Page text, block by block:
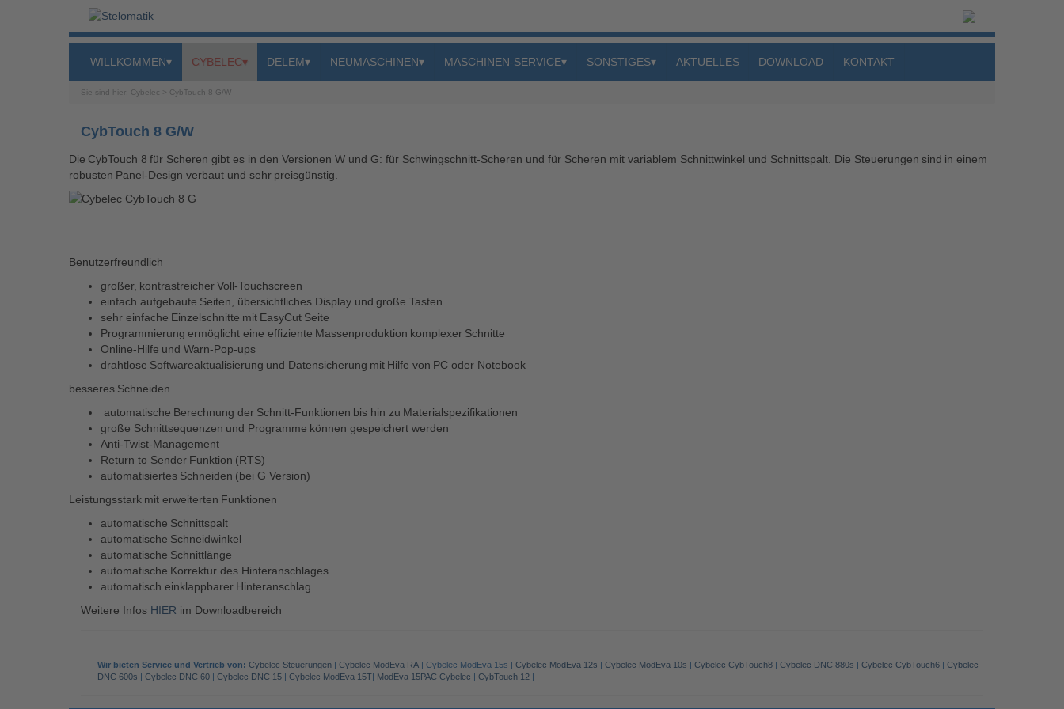
WILLKOMMEN▾ CYBELEC▾ DELEM▾ NEUMASCHINEN▾ MASCHINEN-SERVICE▾ SONSTIGES▾ AKTUELLES DOWNLOAD KONTAKT
Sie sind hier: Cybelec > CybTouch 8 G/W
CybTouch 8 G/W
Die CybTouch 8 für Scheren gibt es in den Versionen W und G: für Schwingschnitt-Scheren und für Scheren mit variablem Schnittwinkel und Schnittspalt. Die Steuerungen sind in einem
robusten Panel-Design verbaut und sehr preisgünstig.
Benutzerfreundlich
großer, kontrastreicher Voll-Touchscreen
einfach aufgebaute Seiten, übersichtliches Display und große Tasten
sehr einfache Einzelschnitte mit EasyCut Seite
Programmierung ermöglicht eine effiziente Massenproduktion komplexer Schnitte
Online-Hilfe und Warn-Pop-ups
drahtlose Softwareaktualisierung und Datensicherung mit Hilfe von PC oder Notebook
besseres Schneiden
automatische Berechnung der Schnitt-Funktionen bis hin zu Materialspezifikationen
große Schnittsequenzen und Programme können gespeichert werden
Anti-Twist-Management
Return to Sender Funktion (RTS)
automatisiertes Schneiden (bei G Version)
Leistungsstark mit erweiterten Funktionen
automatische Schnittspalt
automatische Schneidwinkel
automatische Schnittlänge
automatische Korrektur des Hinteranschlages
automatisch einklappbarer Hinteranschlag
Weitere Infos HIER im Downloadbereich
Wir bieten Service und Vertrieb von: Cybelec Steuerungen | Cybelec ModEva RA | Cybelec ModEva 15s | Cybelec ModEva 12s | Cybelec ModEva 10s | Cybelec CybTouch8 | Cybelec DNC 880s | Cybelec CybTouch6 | Cybelec
DNC 600s | Cybelec DNC 60 | Cybelec DNC 15 | Cybelec ModEva 15T| ModEva 15PAC Cybelec | CybTouch 12 |